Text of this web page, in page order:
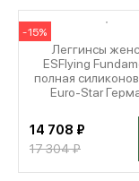
-15%
Леггинсы
ESFlying
полная
Euro-Star
14 708 ₽
17 304 ₽